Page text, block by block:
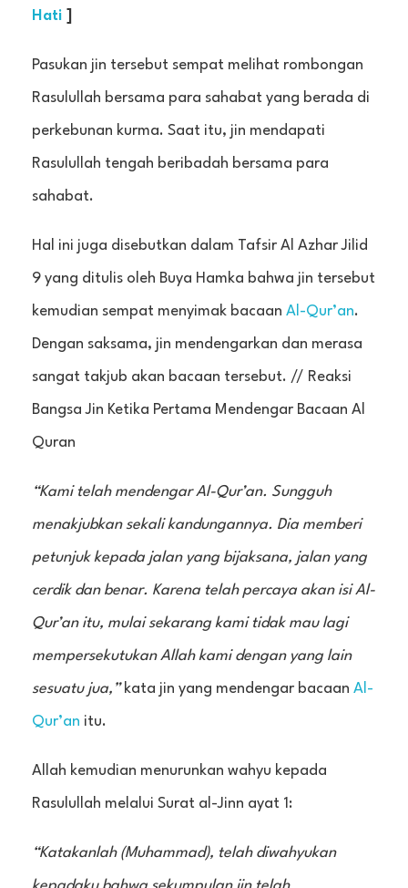
Hati
Pasukan jin tersebut sempat melihat rombongan
Rasulullah bersama para sahabat yang berada di
perkebunan kurma. Saat itu, jin mendapati
Rasulullah tengah beribadah bersama para
sahabat.
Hal ini juga disebutkan dalam Tafsir Al Azhar Jilid
9 yang ditulis oleh Buya Hamka bahwa jin tersebut
kemudian sempat menyimak bacaan Al-Qur’an.
Dengan saksama, jin mendengarkan dan merasa
sangat takjub akan bacaan tersebut. // Reaksi
Bangsa Jin Ketika Pertama Mendengar Bacaan Al
Quran
“Kami telah mendengar Al-Qur’an. Sungguh
menakjubkan sekali kandungannya. Dia memberi
petunjuk kepada jalan yang bijaksana, jalan yang
cerdik dan benar. Karena telah percaya akan isi Al-
Qur’an itu, mulai sekarang kami tidak mau lagi
mempersekutukan Allah kami dengan yang lain
sesuatu jua,” kata jin yang mendengar bacaan Al-
Qur’an itu.
Allah kemudian menurunkan wahyu kepada
Rasulullah melalui Surat al-Jinn ayat 1:
“Katakanlah (Muhammad), telah diwahyukan